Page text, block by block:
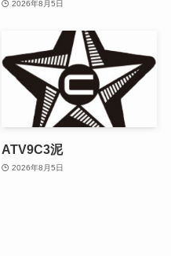
2026年8月5日
ATV9C3泥
2026年8月5日